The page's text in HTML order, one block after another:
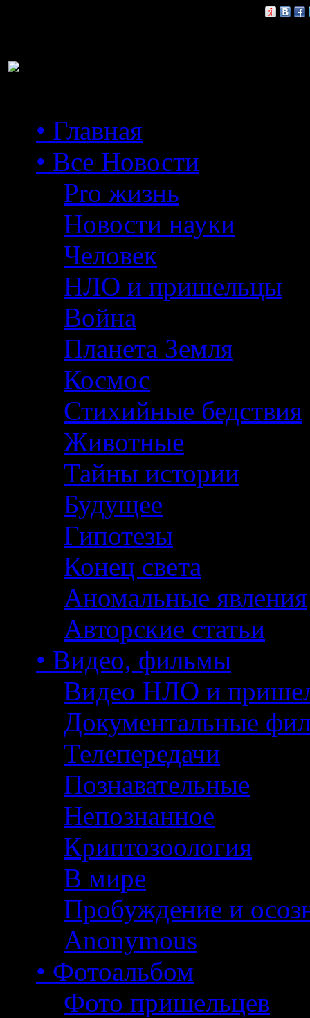
• Главная
• Все Новости
Pro жизнь
Новости науки
Человек
НЛО и пришельцы
Война
Планета Земля
Космос
Стихийные бедствия
Животные
Тайны истории
Будущее
Гипотезы
Конец света
Аномальные явления
Авторские статьи
• Видео, фильмы
Видео НЛО и
Документальные
Телепередачи
Познавательные
Непознанное
Криптозоология
В мире
Пробуждение и
Anonymous
• Фотоальбом
Фото пришельцев